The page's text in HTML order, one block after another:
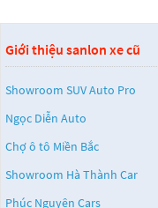
Giới thiệu sanlon xe cũ
Showroom SUV Auto Pro
Ngọc Diễn Auto
Chợ ô tô Miền Bắc
Showroom Hà Thành Car
Phúc Nguyên Cars